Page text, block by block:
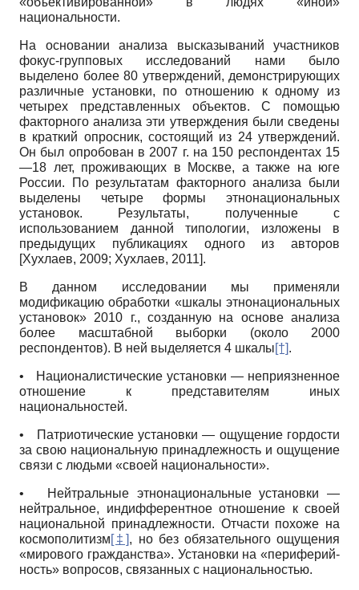
национальности.
На основании анализа высказываний участников
фокус-групповых исследований нами было
выделено более 80 утверждений, демонстрирующих
различные установки, по отношению к одному из
четырех представленных объектов. С помощью
факторного анализа эти утверждения были сведены
в краткий опросник, состоящий из 24 утверждений.
Он был опробован в 2007 г. на 150 респондентах 15
—18 лет, проживающих в Москве, а также на юге
России. По результатам факторного анализа были
выделены четыре формы этнонациональных
установок. Результаты, полученные с
использованием данной типологии, изложены в
предыдущих публикациях одного из авторов
[Хухлаев, 2009; Хухлаев, 2011].
В данном исследовании мы применяли
модификацию обработки «шкалы этнонациональных
установок» 2010 г., созданную на основе анализа
более масштабной выборки (около 2000
респондентов). В ней выделяется 4 шкалы[†].
•
Националистические установки — неприязненное
отношение к представителям иных
национальностей.
•
Патриотические установки — ощущение гордости
за свою национальную принадлежность и ощущение
связи с людьми «своей национальности».
•
Нейтральные этнонациональные установки —
нейтральное, индифферентное отношение к своей
национальной принадлежности. Отчасти похоже на
космополитизм[‡], но без обязательного ощущения
«мирового гражданства». Установки на «периферий-
ность» вопросов, связанных с национальностью.